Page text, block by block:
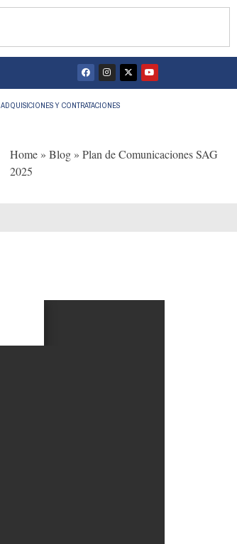
ADQUISICIONES Y CONTRATACIONES
Home »Blog »Plan de Comunicaciones SAG
2025